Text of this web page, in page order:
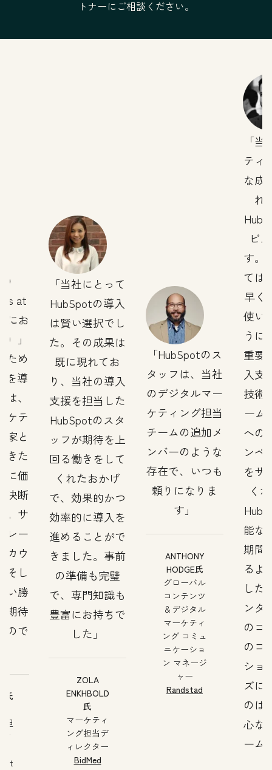
トナーにご相談ください。
at
にお
」
ため
を導
、
ケテ
家と
きた
に価
決断
。サ
レー
カウ
そし
い勝
期待
ので
氏
担
ク
当社にとって
HubSpotの導入
は賢い選択でし
た。その成果は
既に現れてお
り、当社の導入
支援を担当した
HubSpotのスタ
ッフが期待を上
回る働きをして
くれたおかげ
で、効果的かつ
効率的に導入を
進めることがで
きました。事前
の準備も完璧
で、専門知識も
豊富にお持ちで
した
ZOLA
ENKHBOLD
氏
マーケティ
ング担当デ
ィレクター
BidMed
HubSpotのス
タッフは、当社
のデジタルマー
ケティング担当
チームの追加メ
ンバーのような
存在で、いつも
頼りになりま
す
ANTHONY
HODGE氏
グローバル
コンテンツ
＆デジタル
マーケティ
ング コミュ
ニケーショ
ン マネージ
ャー
Randstad
当
ティ
な成
れ
ビ
す。
ては
早く
使い
うに
重要
入支
技術
ーム
への
ンペ
をサ
く
能な
期間
るよ
した
ンタ
のコ
のコ
ショ
ズに
のは
心な
ーム